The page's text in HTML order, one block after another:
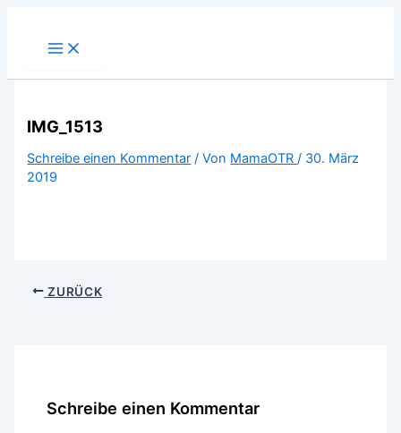
IMG_1513
Schreibe einen Kommentar / Von MamaOTR/ 30. März
2019
ZURÜCK
Schreibe einen Kommentar